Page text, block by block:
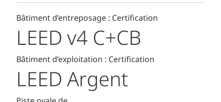
Bâtiment d’entreposage : Certification
LEED v4 C+CB
Bâtiment d’exploitation : Certification
LEED Argent